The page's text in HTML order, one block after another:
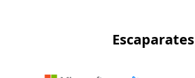
Escaparates